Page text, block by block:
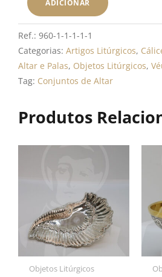
Cálice
ADICIONAR
Ref.: 960-1-1-1-1-1
Categorias: Artigos Litúrgicos,
Altar e Palas, Objetos Litúrgicos,
Tag: Conjuntos de Altar
Produtos
Objetos Litúrgicos